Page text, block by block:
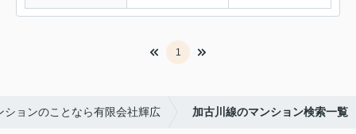
1
ョンのことなら有限会社輝広 加古川線のマンション検索一覧